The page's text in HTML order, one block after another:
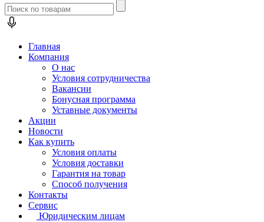
Главная
Компания
О нас
Условия сотрудничества
Вакансии
Бонусная программа
Уставные документы
Акции
Новости
Как купить
Условия оплаты
Условия доставки
Гарантия на товар
Способ получения
Контакты
Сервис
Юридическим лицам